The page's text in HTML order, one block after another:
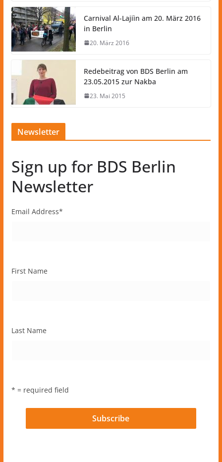
Carnival Al-Lajiìn am 20. März 2016
in Berlin
20. März 2016
Redebeitrag von BDS Berlin am
23.05.2015 zur Nakba
23. Mai 2015
Newsletter
Sign up for BDS Berlin
Newsletter
Email Address*
First Name
Last Name
* = required field